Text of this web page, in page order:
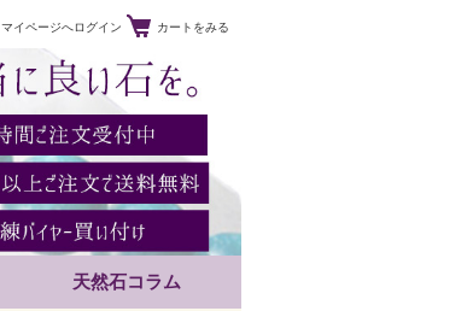
マイページへログイン カートをみる
天然石コラム